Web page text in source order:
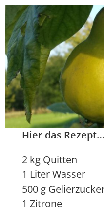
Hier das Rezept…
2 kg Quitten
1 Liter Wasser
500 g
1 Zitrone